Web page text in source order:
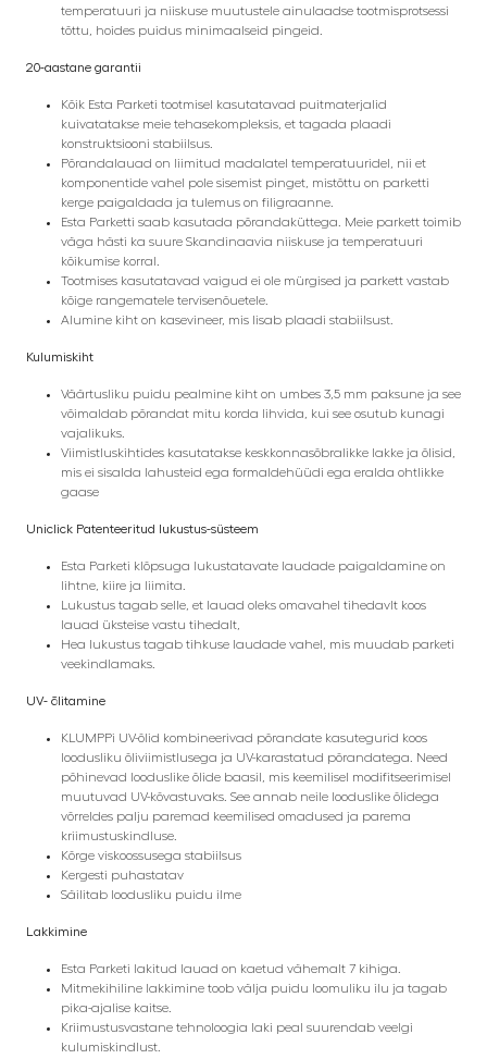
temperatuuri ja niiskuse muutustele ainulaadse tootmisprotsessi
tõttu, hoides puidus minimaalseid pingeid.
20-aastane garantii
Kõik Esta Parketi tootmisel kasutatavad puitmaterjalid
kuivatatakse meie tehasekompleksis, et tagada plaadi
konstruktsiooni stabiilsus.
Põrandalauad on liimitud madalatel temperatuuridel, nii et
komponentide vahel pole sisemist pinget, mistõttu on parketti
kerge paigaldada ja tulemus on filigraanne.
Esta Parketti saab kasutada põrandaküttega. Meie parkett toimib
väga hästi ka suure Skandinaavia niiskuse ja temperatuuri
kõikumise korral.
Tootmises kasutatavad vaigud ei ole mürgised ja parkett vastab
kõige rangematele tervisenõuetele.
Alumine kiht on kasevineer, mis lisab plaadi stabiilsust.
Kulumiskiht
Väärtusliku puidu pealmine kiht on umbes 3,5 mm paksune ja see
võimaldab põrandat mitu korda lihvida, kui see osutub kunagi
vajalikuks.
Viimistluskihtides kasutatakse keskkonnasõbralikke lakke ja õlisid,
mis ei sisalda lahusteid ega formaldehüüdi ega eralda ohtlikke
gaase
Uniclick Patenteeritud lukustus-süsteem
Esta Parketi klõpsuga lukustatavate laudade paigaldamine on
lihtne, kiire ja liimita.
Lukustus tagab selle, et lauad oleks omavahel tihedavlt koos
lauad üksteise vastu tihedalt,
Hea lukustus tagab tihkuse laudade vahel, mis muudab parketi
veekindlamaks.
UV- õlitamine
KLUMPPi UV-õlid kombineerivad põrandate kasutegurid koos
loodusliku õliviimistlusega ja UV-karastatud põrandatega. Need
põhinevad looduslike õlide baasil, mis keemilisel modifitseerimisel
muutuvad UV-kõvastuvaks. See annab neile looduslike õlidega
võrreldes palju paremad keemilised omadused ja parema
kriimustuskindluse.
Kõrge viskoossusega stabiilsus
Kergesti puhastatav
Säilitab loodusliku puidu ilme
Lakkimine
Esta Parketi lakitud lauad on kaetud vähemalt 7 kihiga.
Mitmekihiline lakkimine toob välja puidu loomuliku ilu ja tagab
pika-ajalise kaitse.
Kriimustusvastane tehnoloogia laki peal suurendab veelgi
kulumiskindlust.